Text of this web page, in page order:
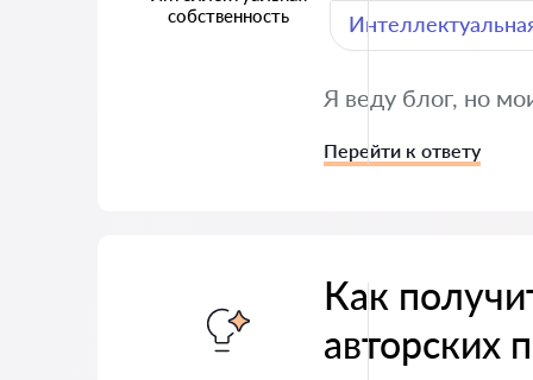
собственность
Я веду блог, но
Перейти к ответу
Как
авторских